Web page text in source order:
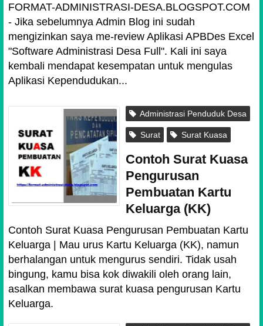
FORMAT-ADMINISTRASI-DESA.BLOGSPOT.COM
- Jika sebelumnya Admin Blog ini sudah
mengizinkan saya me-review Aplikasi APBDes Excel
"Software Administrasi Desa Full". Kali ini saya
kembali mendapat kesempatan untuk mengulas
Aplikasi Kependudukan...
Administrasi Penduduk Desa
Surat Surat Kuasa
Contoh Surat Kuasa
Pengurusan
Pembuatan Kartu
Keluarga (KK)
Contoh Surat Kuasa Pengurusan Pembuatan Kartu
Keluarga | Mau urus Kartu Keluarga (KK), namun
berhalangan untuk mengurus sendiri. Tidak usah
bingung, kamu bisa kok diwakili oleh orang lain,
asalkan membawa surat kuasa pengurusan Kartu
Keluarga.